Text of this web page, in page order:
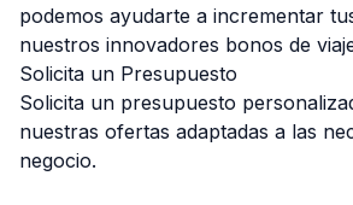
podemos ayudarte a incrementar
nuestros innovadores bonos de
Solicita un Presupuesto
Solicita un presupuesto
nuestras ofertas adaptadas a las
negocio.